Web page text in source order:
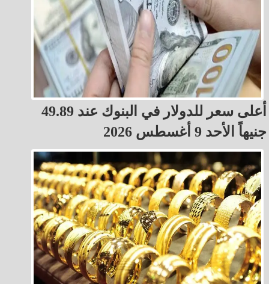
أعلى سعر للدولار في البنوك عند 49.89
جنيهاً الأحد 9 أغسطس 2026